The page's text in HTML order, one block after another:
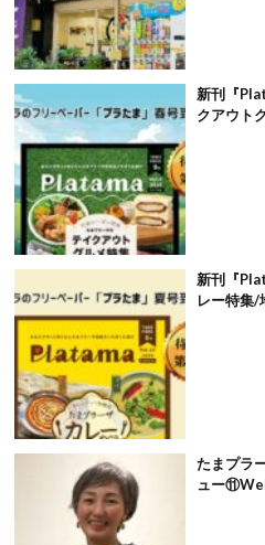
新刊『
クアウト
新刊『
レー特集/
たまプラ
ュー